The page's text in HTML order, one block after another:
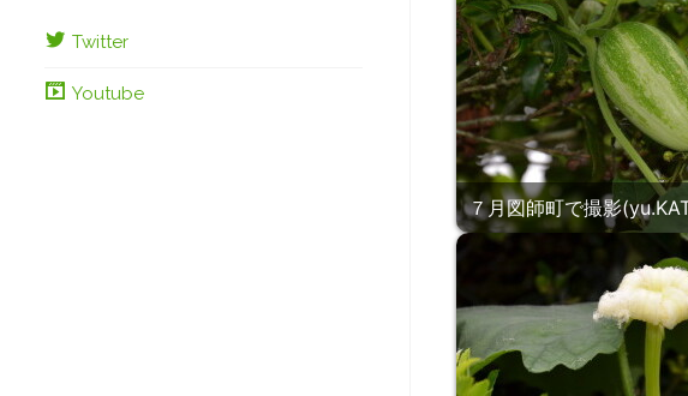
７月図師町で撮影
Twitter
Youtube